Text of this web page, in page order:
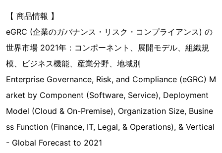
【 商品情報 】
eGRC (企業のガバナンス・リスク・コンプライアンス) の
世界市場 2021年：コンポーネント、展開モデル、組織規
模、ビジネス機能、産業分野、地域別
Enterprise Governance, Risk, and Compliance (eGRC) M
arket by Component (Software, Service), Deployment
Model (Cloud & On-Premise), Organization Size, Busine
ss Function (Finance, IT, Legal, & Operations), & Vertical
- Global Forecast to 2021